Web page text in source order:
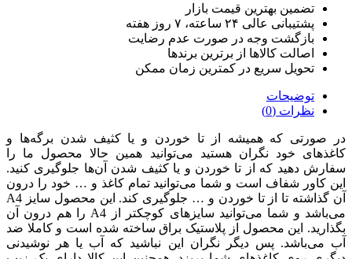
بهترین قیمت بازار
۲۴ ساعته، ۷ روز هفته
وجه در صورت عدم رضایت
کالاها از برترین برندها
سریع در کمترین زمان ممکن
همیشه از تا خوردن و یا کثیف شدن برگه‌ها و
نگران هستید می‌توانید همین حالا محصول ما را
که از تا خوردن و یا کثیف شدن آن‌ها جلوگیری کنید.
است و شما می‌توانید تمام کاغذ و … خود را درون
آن گذاشته تا از تا خوردن و … جلوگیری کند. این محصول سایز A4
می‌باشد و شما می‌توانید سایزهای کوچکتر از A4 را هم درون آن
محصول از پلاستیک براق ساخته شده است و کاملا ضد
پس دیگر نگران این نباشید که آب یا هر نوشیدنی